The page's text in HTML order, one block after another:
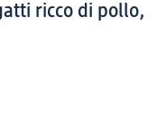
ricco di pollo,